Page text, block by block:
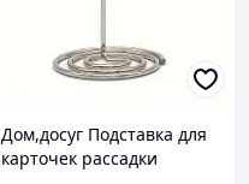
Дом,досуг Подставка для
карточек рассадки